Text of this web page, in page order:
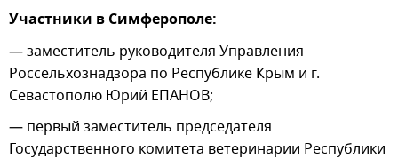
Участники в Симферополе:
— заместитель руководителя Управления
Россельхознадзора по Республике Крым и г.
Севастополю Юрий ЕПАНОВ;
— первый заместитель председателя
Государственного комитета ветеринарии Республики